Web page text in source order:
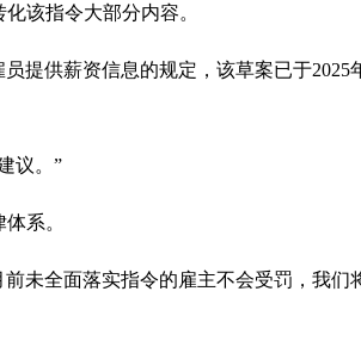
该指令大部分内容。
提供薪资信息的规定，该草案已于2025
议。”
系。
未全面落实指令的雇主不会受罚，我们